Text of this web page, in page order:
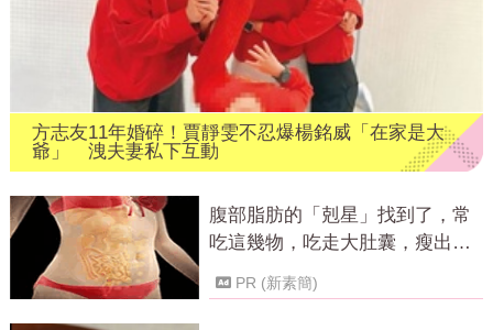
方志友11年婚碎！賈靜雯不忍爆楊銘威「在家是大
爺」 洩夫妻私下互動
腹部脂肪的「剋星」找到了，常
吃這幾物，吃走大肚囊，瘦出小
PR (新素簡)